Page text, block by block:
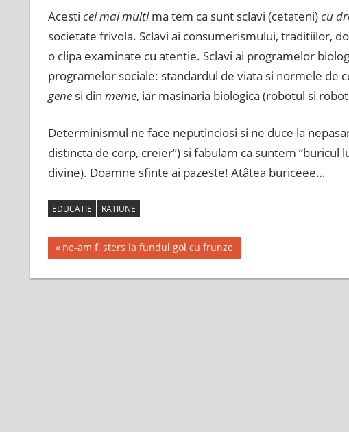
Acesti cei mai multima tem ca sunt sclavi (cetateni)cu
societate frivola. Sclavi ai consumerismului, traditiilor,
o clipa examinate cu atentie. Sclavi ai programelor
programelor sociale: standardul de viata si normele de
genesi din meme, iar masinaria biologica (robotul si
Determinismul ne face neputinciosi si ne duce la
distincta de corp, creier”) si fabulam ca suntem
divine). Doamne sfinte ai pazeste! Atâtea buriceee…
EDUCATIE RATIUNE
Post
navigation
Previous
Post:
ne-am fi sters la fundul gol cu frunze